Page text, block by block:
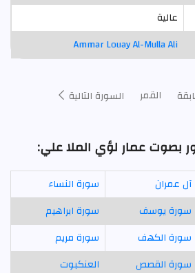
عالية
Ammar Louay Al-Mulla Ali
القمر السورة التالية
بصوت عمار لؤي الملا علي:
آل عمران
سورة النساء
سورة يوسف
سورة ابراهيم
سورة الكهف
سورة مريم
سورة القصص
العنكبوت